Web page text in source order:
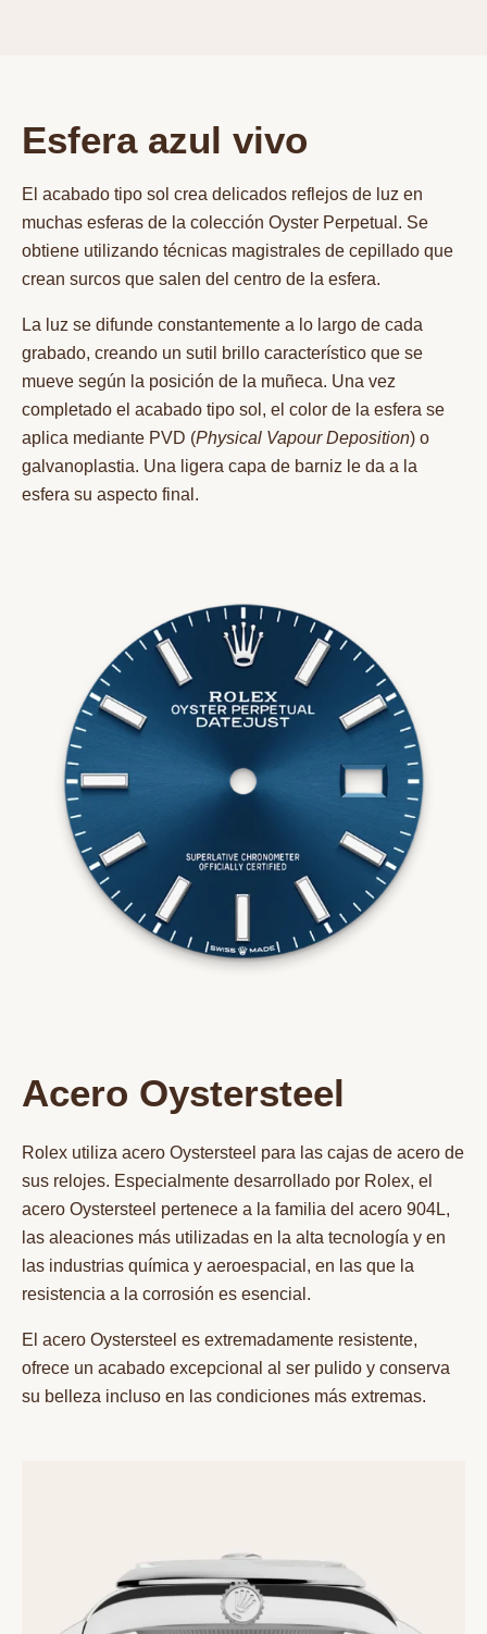
Esfera azul vivo
El acabado tipo sol crea delicados reflejos de luz en
muchas esferas de la colección Oyster Perpetual. Se
obtiene utilizando técnicas magistrales de cepillado que
crean surcos que salen del centro de la esfera.
La luz se difunde constantemente a lo largo de cada
grabado, creando un sutil brillo característico que se
mueve según la posición de la muñeca. Una vez
completado el acabado tipo sol, el color de la esfera se
aplica mediante PVD (Physical Vapour Deposition) o
galvanoplastia. Una ligera capa de barniz le da a la
esfera su aspecto final.
Acero Oystersteel
Rolex utiliza acero Oystersteel para las cajas de acero de
sus relojes. Especialmente desarrollado por Rolex, el
acero Oystersteel pertenece a la familia del acero 904L,
las aleaciones más utilizadas en la alta tecnología y en
las industrias química y aeroespacial, en las que la
resistencia a la corrosión es esencial.
El acero Oystersteel es extremadamente resistente,
ofrece un acabado excepcional al ser pulido y conserva
su belleza incluso en las condiciones más extremas.